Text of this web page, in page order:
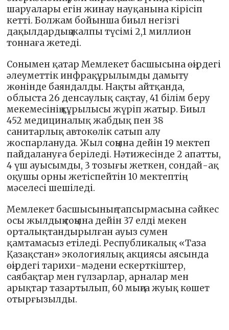
шаруалары егін жинау науқанына кірісіп
кетті. Болжам бойынша биыл негізгі
дақылдардың жалпы түсімі 2,1 миллион
тоннаға жетеді.
Сонымен қатар Мемлекет басшысына өңірдегі
әлеуметтік инфрақұрылымды дамыту
жөнінде баяндалды. Нақты айтқанда,
облыста 26 денсаулық сақтау, 41 білім беру
мекемесінің құрылысы жүріп жатыр. Биыл
452 медициналық жабдық пен 38
санитарлық автокөлік сатып алу
жоспарлануда. Жыл соңына дейін 19 мектеп
пайдалануға беріледі. Нәтижесінде 2 апатты,
4 үш ауысымды, 3 тозығы жеткен, сондай-ақ
оқушы орны жетіспейтін 10 мектептің
мәселесі шешіледі.
Мемлекет басшысының тапсырмасына сәйкес
осы жылдың соңына дейін 37 елді мекен
орталықтандырылған ауыз сумен
қамтамасыз етіледі. Республикалық «Таза
Қазақстан» экологиялық акциясы аясында
өңірдегі тарихи-мәдени ескерткіштер,
саябақтар мен гүлзарлар, арналар мен
арықтар тазартылып, 60 мыңға жуық көшет
отырғызылды.